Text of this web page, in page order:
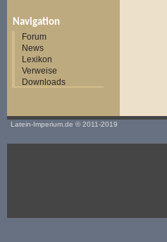
Navigation
Forum
News
Lexikon
Verweise
Downloads
Latein-Imperium.de © 2011-2019